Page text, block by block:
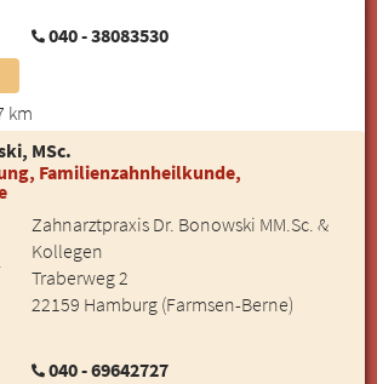
040 - 38083530
km
MSc.
Familienzahnheilkunde,
Zahnarztpraxis Dr. Bonowski MM.Sc. &
Kollegen
Traberweg 2
22159 Hamburg (Farmsen-Berne)
040 - 69642727